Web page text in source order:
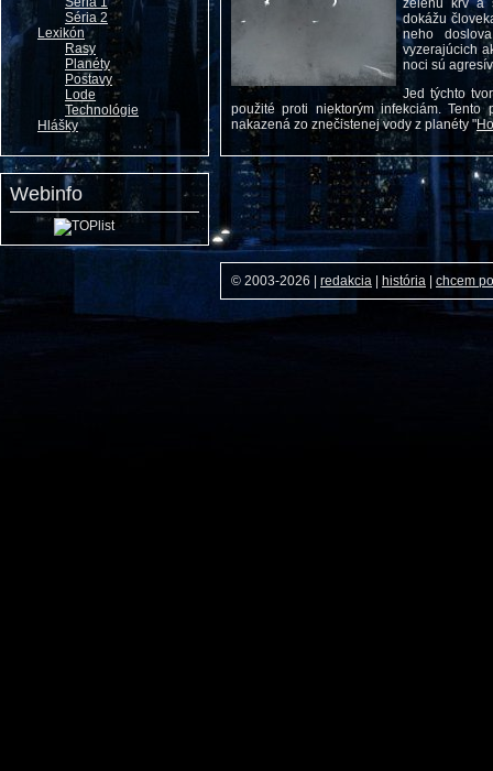
Séria 2
Lexikón
Rasy
Planéty
Postavy
Lode
Technológie
Hlášky
Webinfo
zelenú krv a
dokážu
neho
vyzerajúcich
noci sú
Jed týchto
použité proti niektorým infekciám.
nakazená zo znečistenej vody z planéty "
© 2003-2026 redakcia história chcem